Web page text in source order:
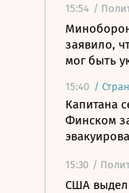
15:54 /
заявило,
мог быть
15:40 /
Капитана
Финском
15:30 /
США